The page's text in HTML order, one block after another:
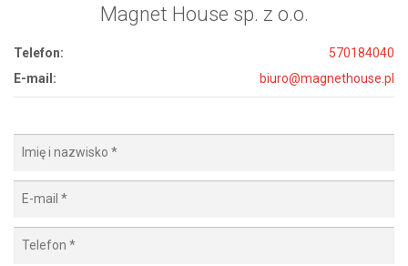
Magnet House sp. z o.o.
Telefon:
570184040
E-mail:
biuro@magnethouse.pl